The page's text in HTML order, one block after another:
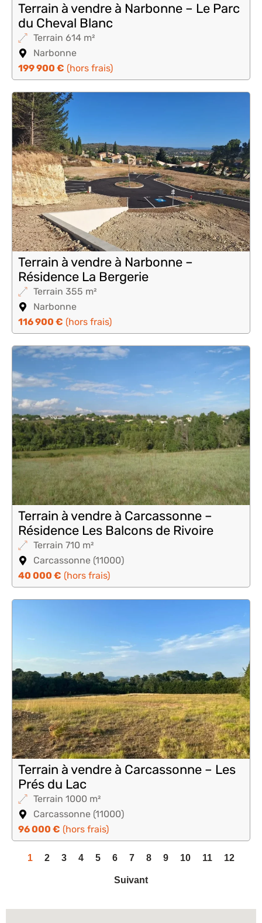
Terrain à vendre à Narbonne – Le Parc
du Cheval Blanc
Terrain 614 m²
Narbonne
199 900 € (hors frais)
Terrain à vendre à Narbonne –
Résidence La Bergerie
Terrain 355 m²
Narbonne
116 900 € (hors frais)
Terrain à vendre à Carcassonne –
Résidence Les Balcons de Rivoire
Terrain 710 m²
Carcassonne (11000)
40 000 € (hors frais)
Terrain à vendre à Carcassonne – Les
Prés du Lac
Terrain 1000 m²
Carcassonne (11000)
96 000 € (hors frais)
1 2 3 4 5 6 7 8 9 10 11 12
Suivant